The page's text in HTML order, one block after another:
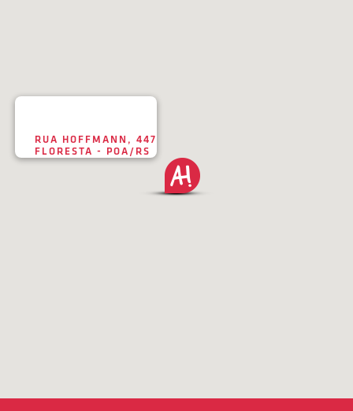
RUA HOFFMANN, 447
FLORESTA - POA/RS